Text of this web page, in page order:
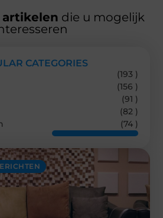
artikelen die u mogelijk
CATEGORIES
(193 )
(156 )
(91 )
(82 )
(74 )